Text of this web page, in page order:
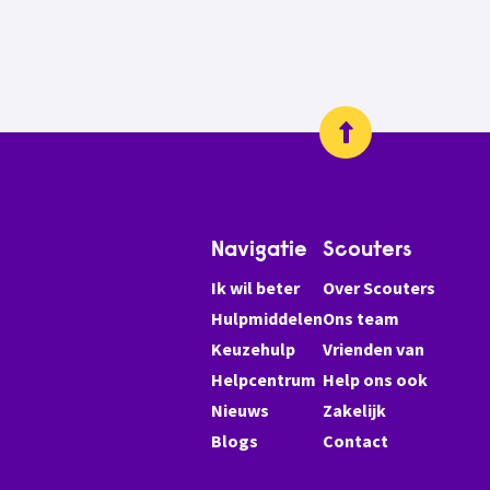
Navigatie
Ik wil beter
Hulpmiddelen
Keuzehulp
Helpcentrum
Nieuws
Blogs
Scouters
Over Scouters
Ons team
Vrienden van
Help ons ook
Zakelijk
Contact